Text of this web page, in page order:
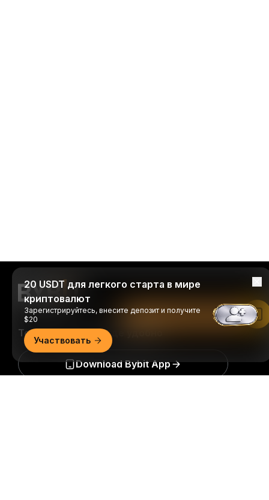
Торгуйте когда и где удобно
Download Bybit App
20 USDT для легкого старта в мире
криптовалют
Зарегистрируйтесь, внесите депозит и получите
$20
Участвовать
Читать в приложении Bybit